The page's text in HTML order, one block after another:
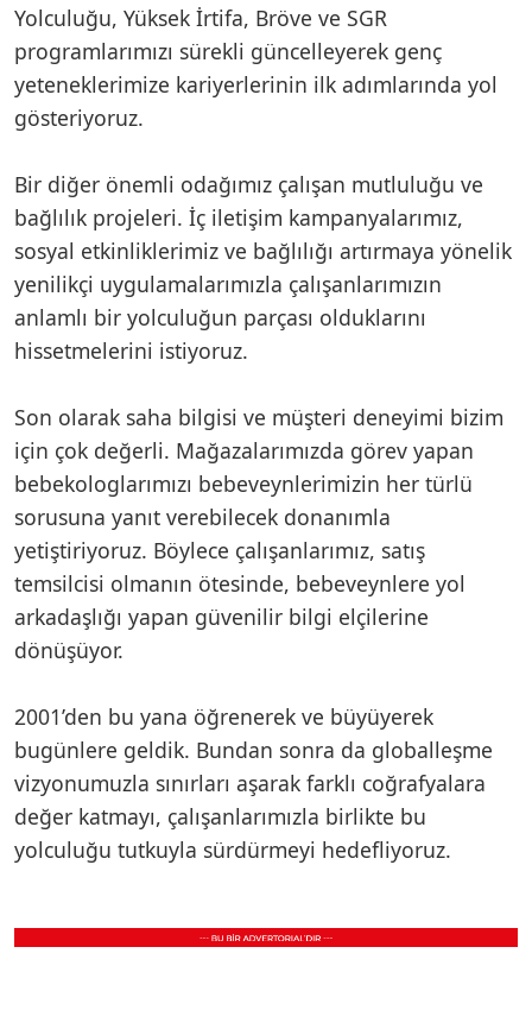
Yolculuğu, Yüksek İrtifa, Bröve ve SGR
programlarımızı sürekli güncelleyerek genç
yeteneklerimize kariyerlerinin ilk adımlarında yol
gösteriyoruz.
Bir diğer önemli odağımız çalışan mutluluğu ve
bağlılık projeleri. İç iletişim kampanyalarımız,
sosyal etkinliklerimiz ve bağlılığı artırmaya yönelik
yenilikçi uygulamalarımızla çalışanlarımızın
anlamlı bir yolculuğun parçası olduklarını
hissetmelerini istiyoruz.
Son olarak saha bilgisi ve müşteri deneyimi bizim
için çok değerli. Mağazalarımızda görev yapan
bebekologlarımızı bebeveynlerimizin her türlü
sorusuna yanıt verebilecek donanımla
yetiştiriyoruz. Böylece çalışanlarımız, satış
temsilcisi olmanın ötesinde, bebeveynlere yol
arkadaşlığı yapan güvenilir bilgi elçilerine
dönüşüyor.
2001’den bu yana öğrenerek ve büyüyerek
bugünlere geldik. Bundan sonra da globalleşme
vizyonumuzla sınırları aşarak farklı coğrafyalara
değer katmayı, çalışanlarımızla birlikte bu
yolculuğu tutkuyla sürdürmeyi hedefliyoruz.